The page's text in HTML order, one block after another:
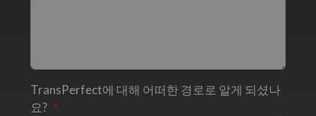
TransPerfect에 대해 어떠한 경로로 알게 되셨나
요?